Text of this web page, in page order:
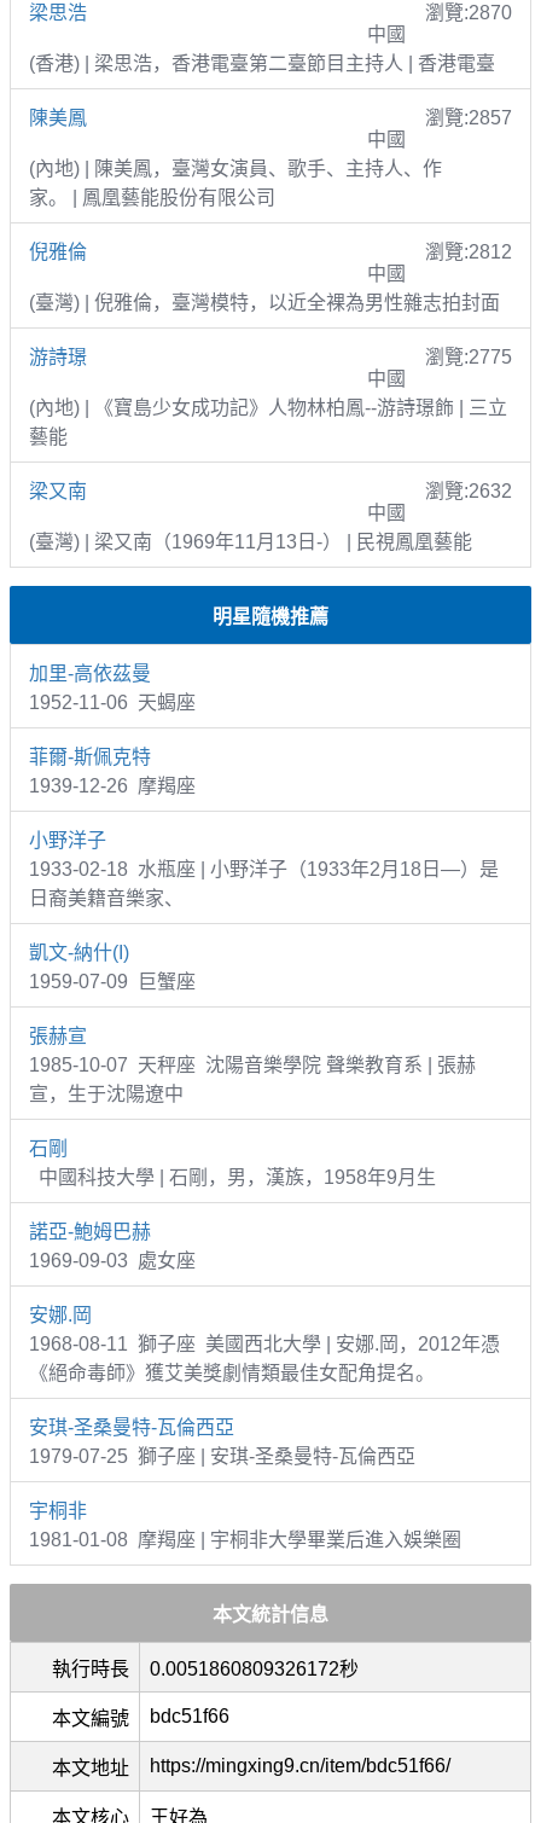
梁思浩
瀏覽:2870
中國
(香港) | 梁思浩，香港電臺第二臺節目主持人 | 香港電臺
陳美鳳
瀏覽:2857
中國
(內地) | 陳美鳳，臺灣女演員、歌手、主持人、作
家。 | 鳳凰藝能股份有限公司
倪雅倫
瀏覽:2812
中國
(臺灣) | 倪雅倫，臺灣模特，以近全裸為男性雜志拍封面
游詩璟
瀏覽:2775
中國
(內地) | 《寶島少女成功記》人物林柏鳳--游詩璟飾 | 三立
藝能
梁又南
瀏覽:2632
中國
(臺灣) | 梁又南（1969年11月13日-） | 民視鳳凰藝能
明星隨機推薦
加里-高依茲曼
1952-11-06 天蝎座
菲爾-斯佩克特
1939-12-26 摩羯座
小野洋子
1933-02-18 水瓶座 | 小野洋子（1933年2月18日—）是
日裔美籍音樂家、
凱文-納什(I)
1959-07-09 巨蟹座
張赫宣
1985-10-07 天秤座 沈陽音樂學院 聲樂教育系 | 張赫
宣，生于沈陽遼中
石剛
中國科技大學 | 石剛，男，漢族，1958年9月生
諾亞-鮑姆巴赫
1969-09-03 處女座
安娜.岡
1968-08-11 獅子座 美國西北大學 | 安娜.岡，2012年憑
《絕命毒師》獲艾美獎劇情類最佳女配角提名。
安琪-圣桑曼特-瓦倫西亞
1979-07-25 獅子座 | 安琪-圣桑曼特-瓦倫西亞
宇桐非
1981-01-08 摩羯座 | 宇桐非大學畢業后進入娛樂圈
本文統計信息
執行時長 0.0051860809326172秒
本文編號 bdc51f66
本文地址 https://mingxing9.cn/item/bdc51f66/
本文核心 王好為